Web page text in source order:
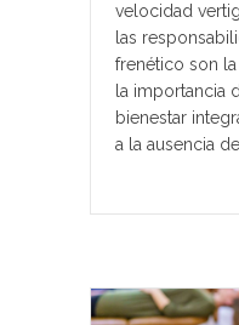
velocidad
las
frenético son
la importancia
bienestar
a la ausencia